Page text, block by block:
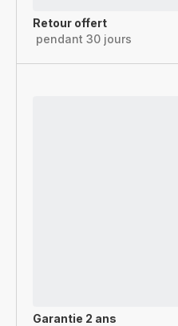
Retour offert
pendant 30 jours
Garantie 2 ans